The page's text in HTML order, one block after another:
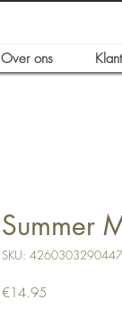
Over ons
Summer
SKU: 4260303290447
€14.95